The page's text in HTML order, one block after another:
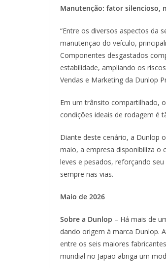
Manutenção: fator silencioso,
“Entre os diversos aspectos da
manutenção do veículo,
Componentes desgastados
estabilidade, ampliando os
Vendas e Marketing da Dunlop
Em um trânsito compartilhado,
condições ideais de rodagem é
Diante deste cenário, a Dunlop
maio, a empresa disponibiliza o
leves e pesados, reforçando
sempre nas vias.
Maio de 2026
Sobre a Dunlop – Há mais de
dando origem à marca Dunlop.
entre os seis maiores
mundial no Japão abriga um